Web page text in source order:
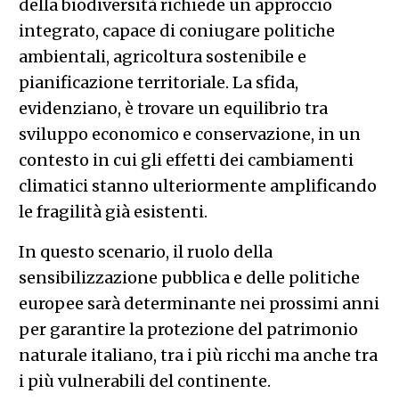
della biodiversità richiede un approccio
integrato, capace di coniugare politiche
ambientali, agricoltura sostenibile e
pianificazione territoriale. La sfida,
evidenziano, è trovare un equilibrio tra
sviluppo economico e conservazione, in un
contesto in cui gli effetti dei cambiamenti
climatici stanno ulteriormente amplificando
le fragilità già esistenti.
In questo scenario, il ruolo della
sensibilizzazione pubblica e delle politiche
europee sarà determinante nei prossimi anni
per garantire la protezione del patrimonio
naturale italiano, tra i più ricchi ma anche tra
i più vulnerabili del continente.